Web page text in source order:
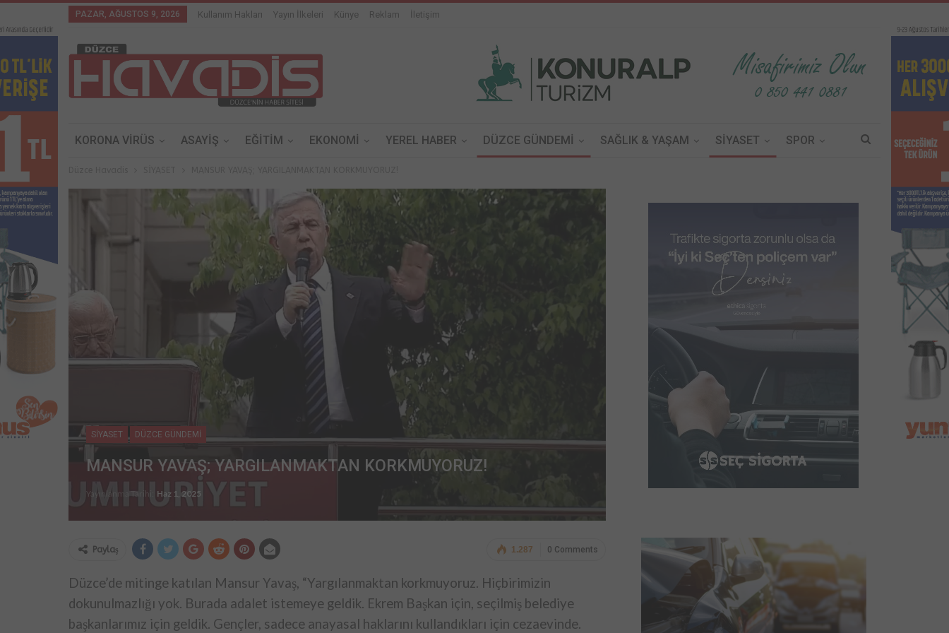
PAZAR, AĞUSTOS 9, 2026 Kullanım Hakları Yayın İlkeleri Künye Reklam İletişim
KORONA VİRÜS ASAYİŞ EĞİTİM EKONOMİ YEREL HABER DÜZCE GÜNDEMİ SAĞLIK & YAŞAM SİYASET SPOR
SİYASET DÜZCE GÜNDEMİ
MANSUR YAVAŞ; YARGILANMAKTAN KORKMUYORUZ!
Yayınlanma Tarihi: Haz 1, 2025
0 Comments
1.287
Paylaş
Düzce’de mitinge katılan Mansur Yavaş, “Yargılanmaktan korkmuyoruz. Hiçbirimizin
dokunulmazlığı yok. Burada adalet istemeye geldik. Ekrem Başkan için, seçilmiş belediye
başkanlarımız için geldik. Gençler, sadece anayasal haklarını kullandıkları için cezaevinde.